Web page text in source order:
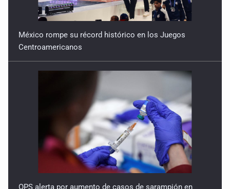
México rompe su récord histórico en los Juegos
Centroamericanos
OPS alerta por aumento de casos de sarampión en